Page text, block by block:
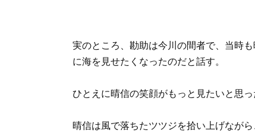
実のところ、勘助は今川の間者で、当時
に海を見せたくなったのだと話す。
ひとえに晴信の笑顔がもっと見たいと思っ
晴信は風で落ちたツツジを拾い上げなが